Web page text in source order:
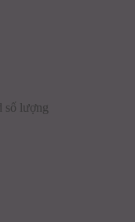
số lượng